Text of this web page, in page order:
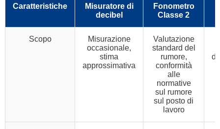
Caratteristiche
Misuratore di
decibel
Fonometro
Classe 2
Scopo
Misurazione
occasionale,
stima
approssimativa
Valutazione
standard del
rumore,
conformità
alle
normative
sul rumore
sul posto di
lavoro